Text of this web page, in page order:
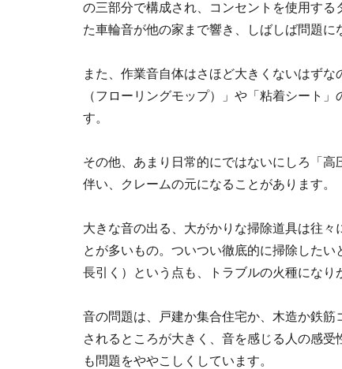
の三部分で構成され、コンセントを使用す
た車輪音が他の家まで響き、しばしば問題に
また、作業音自体はさほど大きくないはず
（フローリングモップ）」や「粘着シート
す。
その他、あまり日常的にではないにしろ「
伴い、クレームの元になることがあります。
大きな音の出る、大がかりな掃除道具は往
とが多いもの。ついつい徹底的に掃除した
長引く）という点も、トラブルの火種になり
音の問題は、戸建か集合住宅か、木造か鉄
されるところが大きく、音を感じる人の感
も問題をややこしくしています。